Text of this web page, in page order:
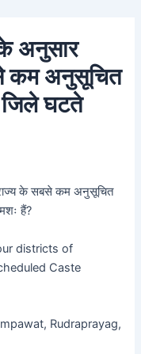
अनुसार
कम अनुसूचित
जिले घटते
के सबसे कम अनुसूचित
हैं?
districts of
Caste
Rudraprayag,